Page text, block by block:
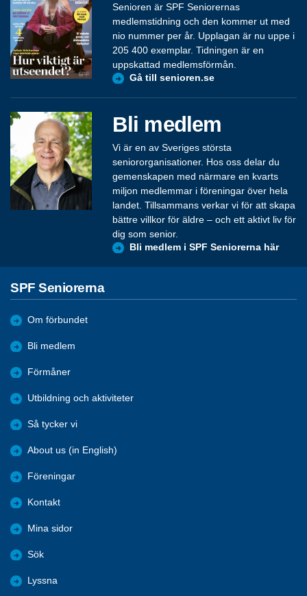
Senioren är SPF Seniorernas
medlemstidning och den kommer ut med
nio nummer per år. Upplagan är nu uppe i
205 400 exemplar. Tidningen är en
uppskattad medlemsförmån.
Gå till senioren.se
Bli medlem
Vi är en av Sveriges största
seniororganisationer. Hos oss delar du
gemenskapen med närmare en kvarts
miljon medlemmar i föreningar över hela
landet. Tillsammans verkar vi för att skapa
bättre villkor för äldre – och ett aktivt liv för
dig som senior.
Bli medlem i SPF Seniorerna här
SPF Seniorerna
Om förbundet
Bli medlem
Förmåner
Utbildning och aktiviteter
Så tycker vi
About us (in English)
Föreningar
Kontakt
Mina sidor
Sök
Lyssna